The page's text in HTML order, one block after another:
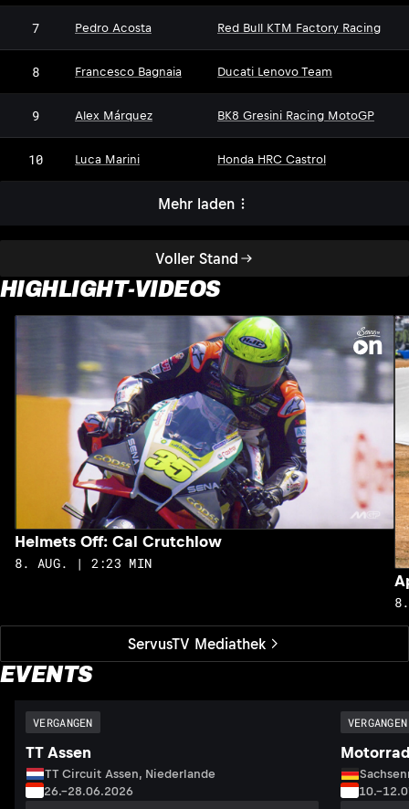
Voller Stand
7 Pedro Acosta Red Bull KTM Factory Racing
8 Francesco Bagnaia Ducati Lenovo Team
9 Alex Márquez BK8 Gresini Racing MotoGP
10 Luca Marini Honda HRC Castrol
Mehr laden
HIGHLIGHT-VIDEOS
ServusTV Mediathek
Helmets Off: Cal Crutchlow
8. AUG. | 2:23 MIN
EVENTS
VERGANGEN
TT Assen
TT Circuit Assen, Niederlande
26.–28.06.2026
VERGANGEN